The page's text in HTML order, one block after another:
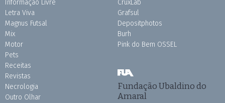
Informação Livre
Letra Viva
Magnus Futsal
Mix
Motor
Pets
Receitas
Revistas
Necrologia
Outro Olhar
CruxLab
Grafsul
Depositphotos
Burh
Pink do Bem OSSEL
Fundação Ubaldino do
Amaral